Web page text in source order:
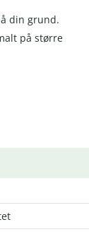
din grund.
på større